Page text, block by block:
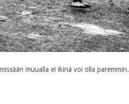
muualla ei ikinä voi olla paremmin.